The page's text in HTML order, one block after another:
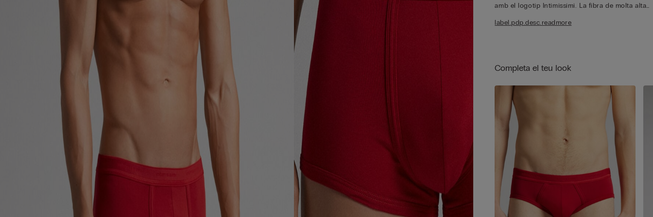
amb el logotip Intimissimi. La fibra de molta alta
caracteritza per una excel·lent elasticitat.
label.pdp.desc.readmore
Completa el teu look